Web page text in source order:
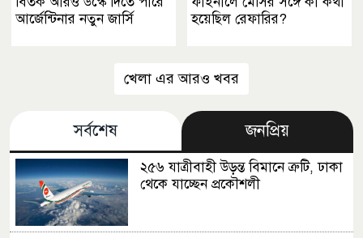
আর্জেন্টিনার নতুন জার্সি
হয়েছিল রেফারির?
খেলা এর আরও খবর
সর্বশেষ জনপ্রিয়
২৫৬ যাত্রীবাহী উড়ন্ত বিমানে ত্রুটি, ঢাকা
থেকে যাচ্ছেন প্রকৌশলী